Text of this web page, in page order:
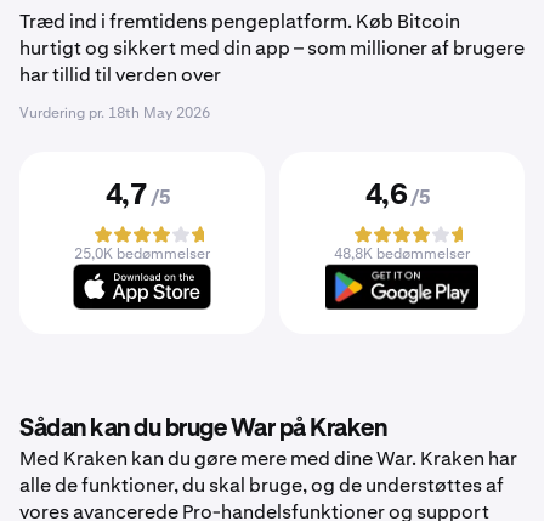
Træd ind i fremtidens pengeplatform. Køb Bitcoin
hurtigt og sikkert med din app – som millioner af brugere
har tillid til verden over
Vurdering pr. 18th May 2026
4,7 /5
25,0K bedømmelser
4,6 /5
48,8K bedømmelser
Sådan kan du bruge War på Kraken
Med Kraken kan du gøre mere med dine War. Kraken har
alle de funktioner, du skal bruge, og de understøttes af
vores avancerede Pro-handelsfunktioner og support